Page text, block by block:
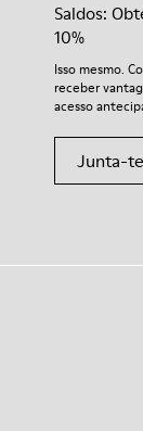
Saldos:
10%
Isso mesmo.
receber
acesso
Junta-